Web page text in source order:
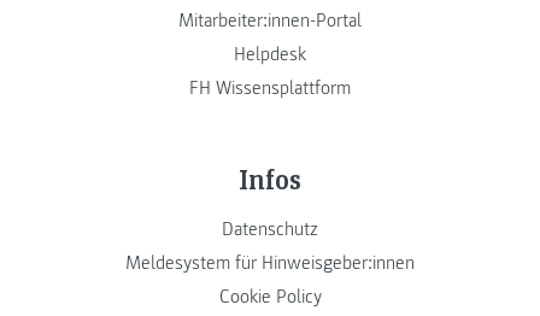
Mitarbeiter:innen-Portal
Helpdesk
FH Wissensplattform
Infos
Datenschutz
Meldesystem für Hinweisgeber:innen
Cookie Policy